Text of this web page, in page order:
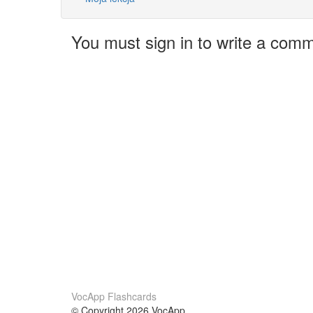
You must sign in to write a
VocApp Flashcards
© Copyright 2026 VocApp